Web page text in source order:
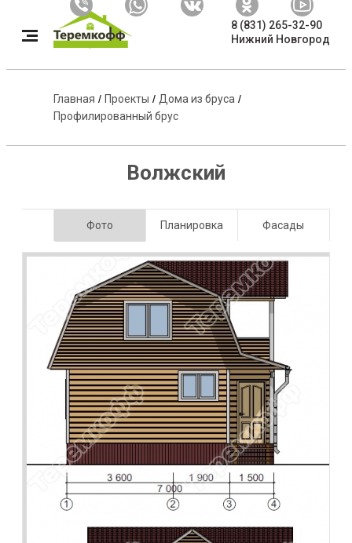
8 (831) 265-32-90
Нижний Новгород
Главная / Проекты / Дома из бруса /
Профилированный брус
Волжский
Фото Планировка Фасады